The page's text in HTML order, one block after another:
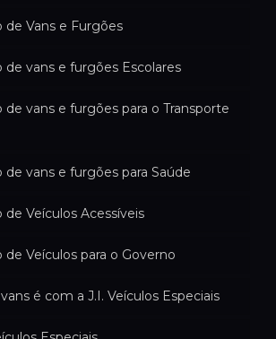
de Vans e Furgões
de vans e furgões Escolares
de vans e furgões para o Transporte
de vans e furgões para Saúde
de Veículos Acessíveis
de Veículos para o Governo
é com a J.I. Veículos Especiais